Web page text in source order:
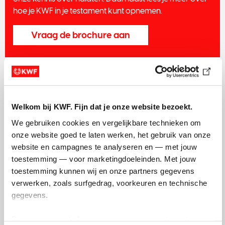
Welkom bij KWF. Fijn dat je onze website bezoekt.
We gebruiken cookies en vergelijkbare technieken om
onze website goed te laten werken, het gebruik van onze
website en campagnes te analyseren en — met jouw
toestemming — voor marketingdoeleinden. Met jouw
toestemming kunnen wij en onze partners gegevens
verwerken, zoals surfgedrag, voorkeuren en technische
gegevens.
n
t
w
o
T
r
e
e
N
e
e
hoe je KWF in je testament kunt opnemen.
Vraag de brochure aan
Heb je een vraag over nalaten? Stel die gerust aan ons.
We zijn tijdens kantooruren bereikbaar via ons
algemene nummer 020 - 570 05 00. Of stuur ons een
e-mail ( nalateninfo@kwf.nl).
Of stel je vraag via het formulier